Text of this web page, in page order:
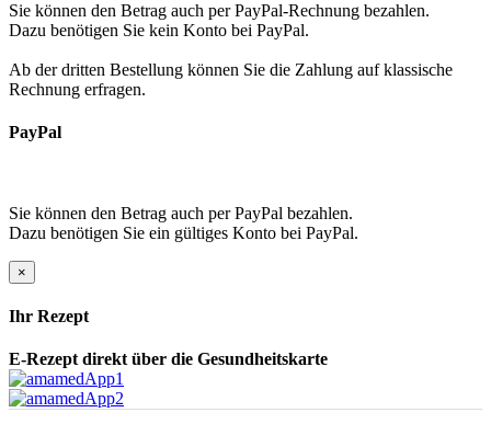
Sie können den Betrag auch per PayPal-Rechnung bezahlen.
Dazu benötigen Sie kein Konto bei PayPal.
Ab der dritten Bestellung können Sie die Zahlung auf klassische
Rechnung erfragen.
PayPal
Sie können den Betrag auch per PayPal bezahlen.
Dazu benötigen Sie ein gültiges Konto bei PayPal.
×
Ihr Rezept
E-Rezept direkt über die Gesundheitskarte